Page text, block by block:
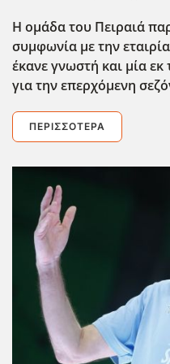
Η ομάδα του Πειραιά
συμφωνία με την
έκανε γνωστή και μία
για την επερχόμενη
ΠΕΡΙΣΣΌΤΕΡΑ